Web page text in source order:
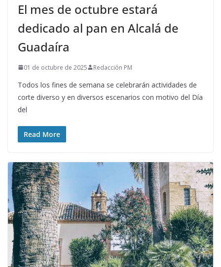
​El mes de octubre estará
dedicado al pan en Alcalá de
Guadaíra
01 de octubre de 2025 Redacción PM
Todos los fines de semana se celebrarán actividades de
corte diverso y en diversos escenarios con motivo del Día
del
Read More